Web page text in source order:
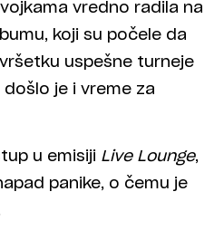
vredno radila na
koji su počele da
uspešne turneje
došlo je i vreme za
u emisiji Live Lounge,
panike, o čemu je